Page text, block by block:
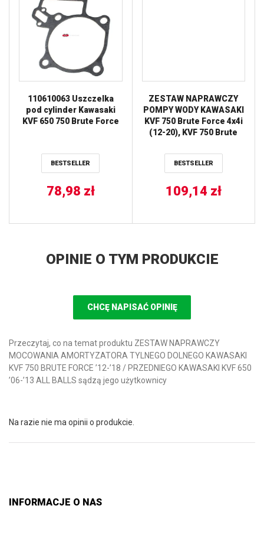
110610063 Uszczelka
pod cylinder Kawasaki
KVF 650 750 Brute Force
BESTSELLER
78,98 zł
ZESTAW NAPRAWCZY
POMPY WODY KAWASAKI
KVF 750 Brute Force 4x4i
(12-20), KVF 750 Brute
HOT RODS
BESTSELLER
109,14 zł
OPINIE O TYM PRODUKCIE
CHCĘ NAPISAĆ OPINIĘ
Przeczytaj, co na temat produktu ZESTAW NAPRAWCZY
MOCOWANIA AMORTYZATORA TYLNEGO DOLNEGO KAWASAKI
KVF 750 BRUTE FORCE ’12-’18 / PRZEDNIEGO KAWASAKI KVF 650
’06-’13 ALL BALLS sądzą jego użytkownicy
Na razie nie ma opinii o produkcie.
INFORMACJE O NAS